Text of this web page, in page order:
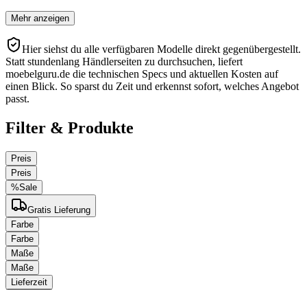
Mehr anzeigen
Hier siehst du alle verfügbaren Modelle direkt gegenübergestellt.
Statt stundenlang Händlerseiten zu durchsuchen, liefert
moebelguru.de die technischen Specs und aktuellen Kosten auf
einen Blick. So sparst du Zeit und erkennst sofort, welches Angebot
passt.
Filter & Produkte
Preis
Preis
%Sale
Gratis Lieferung
Farbe
Farbe
Maße
Maße
Lieferzeit